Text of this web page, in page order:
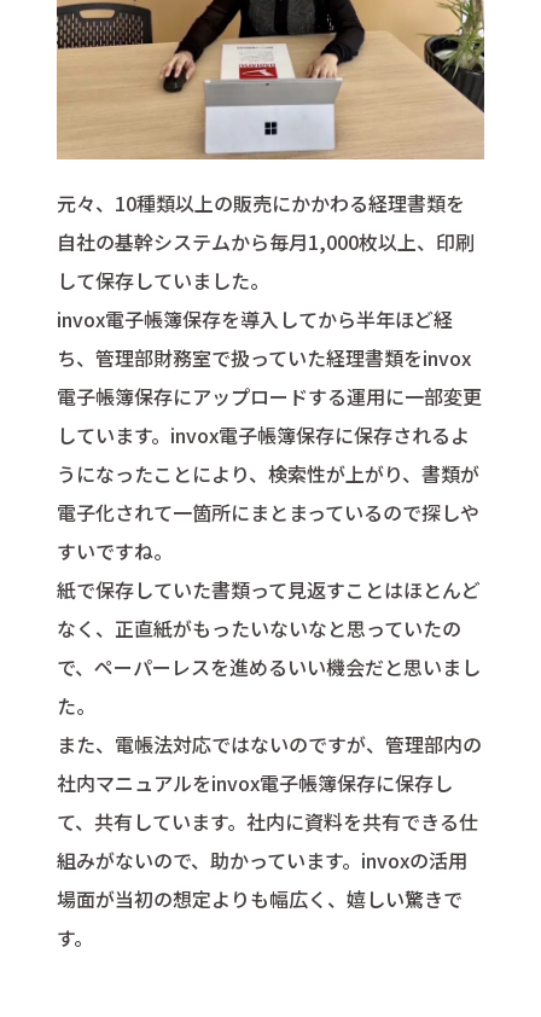
元々、10種類以上の販売にかかわる経理書類を
自社の基幹システムから毎月1,000枚以上、印刷
して保存していました。
invox電子帳簿保存を導入してから半年ほど経
ち、管理部財務室で扱っていた経理書類をinvox
電子帳簿保存にアップロードする運用に一部変更
しています。invox電子帳簿保存に保存されるよ
うになったことにより、検索性が上がり、書類が
電子化されて一箇所にまとまっているので探しや
すいですね。
紙で保存していた書類って見返すことはほとんど
なく、正直紙がもったいないなと思っていたの
で、ペーパーレスを進めるいい機会だと思いまし
た。
また、電帳法対応ではないのですが、管理部内の
社内マニュアルをinvox電子帳簿保存に保存し
て、共有しています。社内に資料を共有できる仕
組みがないので、助かっています。invoxの活用
場面が当初の想定よりも幅広く、嬉しい驚きで
す。